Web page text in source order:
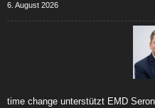
6. August 2026
time change unterstützt EMD